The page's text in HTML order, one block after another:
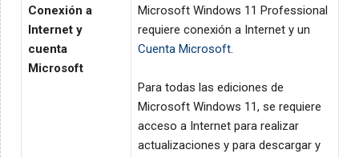
Conexión a
Internet y
cuenta
Microsoft
Microsoft Windows 11 Professional
requiere conexión a Internet y un
Cuenta Microsoft.
Para todas las ediciones de
Microsoft Windows 11, se requiere
acceso a Internet para realizar
actualizaciones y para descargar y